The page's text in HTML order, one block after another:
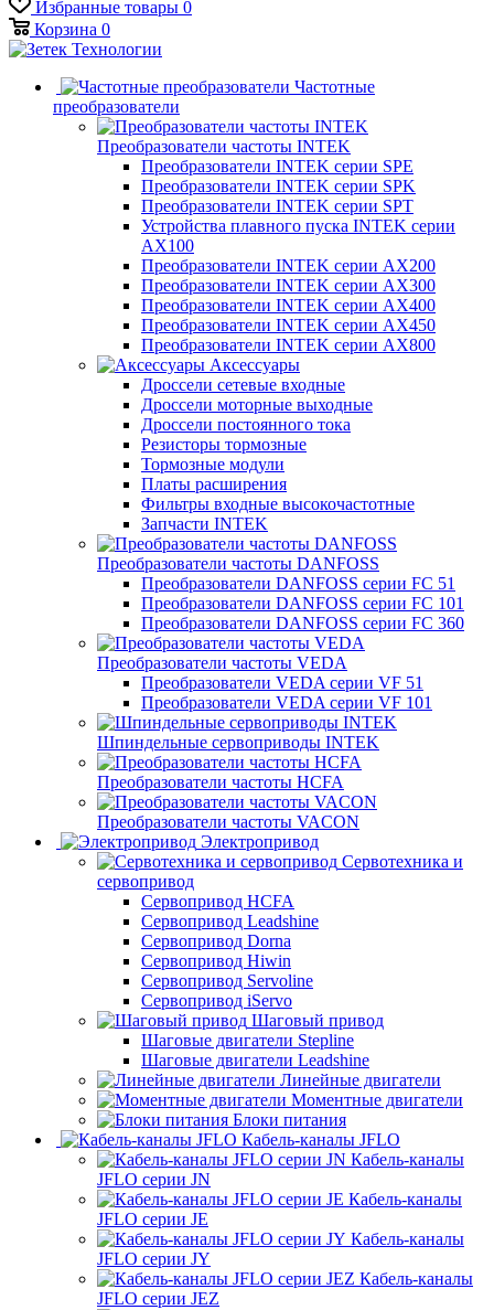
Избранные товары 0
Корзина 0
Частотные
преобразователи
Преобразователи частоты INTEK
Преобразователи INTEK серии SPE
Преобразователи INTEK серии SPK
Преобразователи INTEK серии SPT
Устройства плавного пуска INTEK серии
AX100
Преобразователи INTEK серии AX200
Преобразователи INTEK серии AX300
Преобразователи INTEK серии AX400
Преобразователи INTEK серии AX450
Преобразователи INTEK серии AX800
Аксессуары
Дроссели сетевые входные
Дроссели моторные выходные
Дроссели постоянного тока
Резисторы тормозные
Тормозные модули
Платы расширения
Фильтры входные высокочастотные
Запчасти INTEK
Преобразователи частоты DANFOSS
Преобразователи DANFOSS серии FC 51
Преобразователи DANFOSS серии FC 101
Преобразователи DANFOSS серии FC 360
Преобразователи частоты VEDA
Преобразователи VEDA серии VF 51
Преобразователи VEDA серии VF 101
Шпиндельные сервоприводы INTEK
Преобразователи частоты HCFA
Преобразователи частоты VACON
Электропривод
Сервотехника и
сервопривод
Сервопривод HCFA
Сервопривод Leadshine
Сервопривод Dorna
Сервопривод Hiwin
Сервопривод Servoline
Сервопривод iServo
Шаговый привод
Шаговые двигатели Stepline
Шаговые двигатели Leadshine
Линейные двигатели
Моментные двигатели
Блоки питания
Кабель-каналы JFLO
Кабель-каналы
JFLO серии JN
Кабель-каналы
JFLO серии JE
Кабель-каналы
JFLO серии JY
Кабель-каналы
JFLO серии JEZ